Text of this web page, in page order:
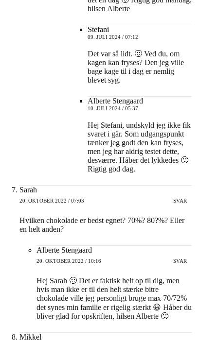
hilsen Alberte
Stefani
09. JULI 2024 / 07:12
Det var så lidt. 🙂 Ved du, om
kagen kan fryses? Den jeg ville
bage kage til i dag er nemlig
blevet syg.
Alberte Stengaard
10. JULI 2024 / 05:37
Hej Stefani, undskyld jeg ikke fik
svaret i går. Som udgangspunkt
tænker jeg godt den kan fryses,
men jeg har aldrig testet dette,
desværre. Håber det lykkedes 🙂
Rigtig god dag.
Sarah
20. OKTOBER 2022 / 07:03 SVAR
Hvilken chokolade er bedst egnet? 70%? 80?%? Eller
en helt anden?
Alberte Stengaard
20. OKTOBER 2022 / 10:16 SVAR
Hej Sarah 🙂 Det er faktisk helt op til dig, men
hvis man ikke er til den helt stærke bitre
chokolade ville jeg personligt bruge max 70/72%
det synes min familie er rigelig stærkt 😀 Håber du
bliver glad for opskriften, hilsen Alberte 🙂
Mikkel